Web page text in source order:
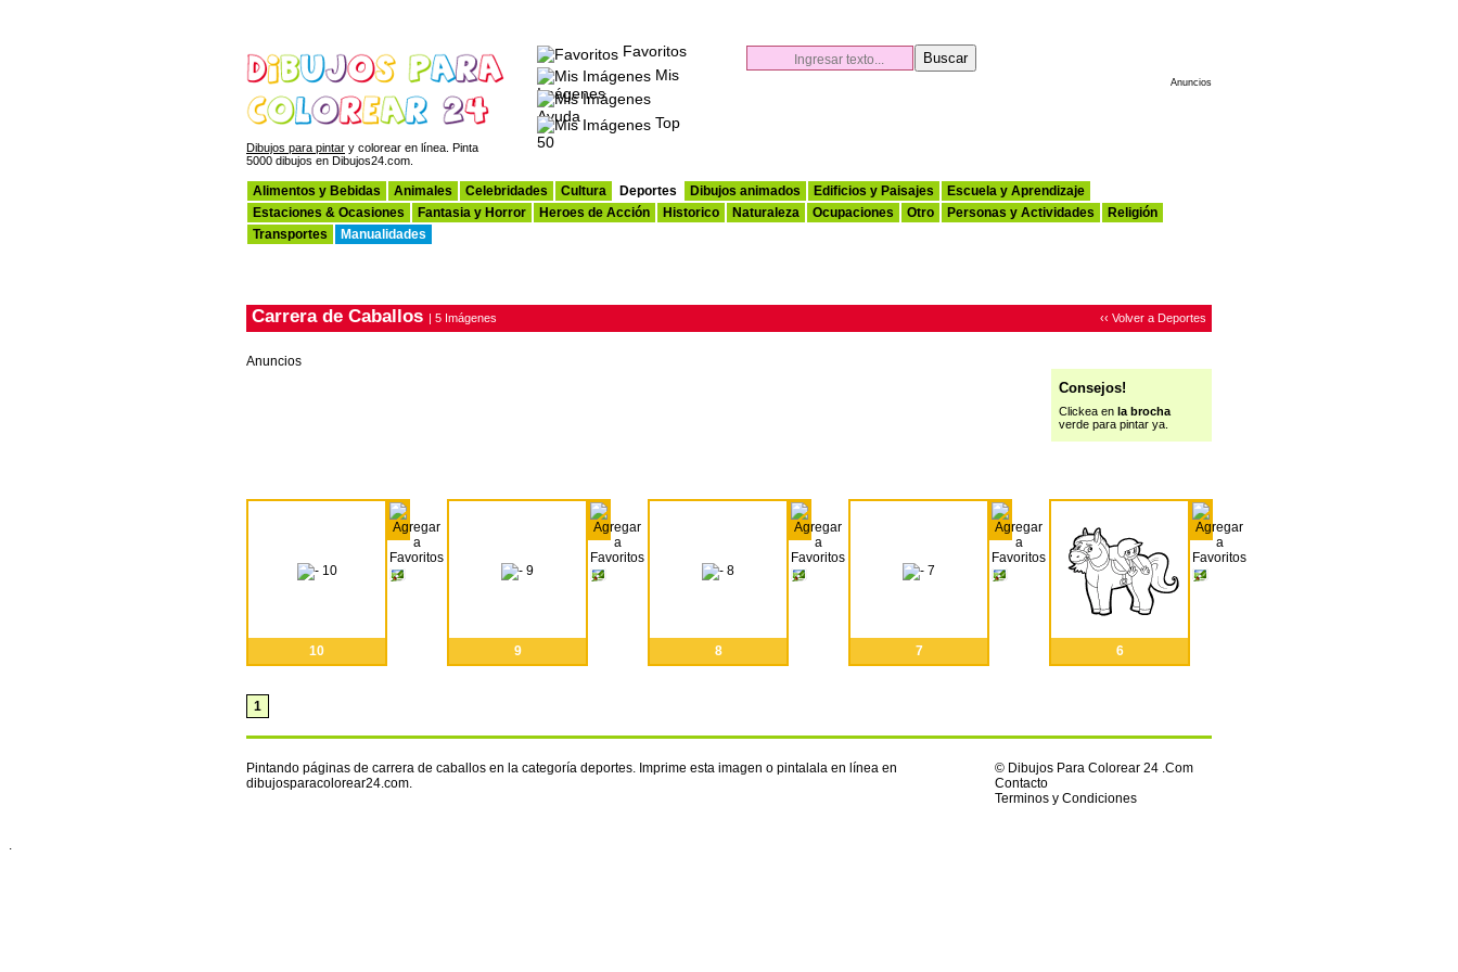
Dibujos para pintar y colorear en línea. Pinta
5000 dibujos en Dibujos24.com.
Favoritos
Mis
Imágenes
Ayuda
Top
50
Anuncios
Alimentos y Bebidas Animales Celebridades Cultura Deportes Dibujos animados Edificios y Paisajes
Escuela y Aprendizaje
Estaciones & Ocasiones
Fantasia y Horror Heroes de Acción Historico Naturaleza Ocupaciones Otro Personas y Actividades
Religión
Transportes
Manualidades
Carrera de Caballos | 5 Imágenes ‹‹ Volver a Deportes
Anuncios
Consejos!
Clickea en la brocha
verde para pintar ya.
10 9 8 7 6
1
Pintando páginas de carrera de caballos en la categoría deportes. Imprime esta imagen o pintalala en línea en
dibujosparacolorear24.com.
© Dibujos Para Colorear 24 .Com
Contacto
Terminos y Condiciones
.